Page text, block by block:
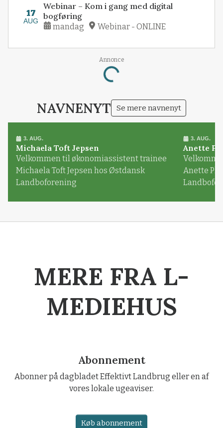
17
AUG
Webinar – Kom i gang med digital
bogføring
mandag Webinar - ONLINE
Annonce
Loading...
NAVNENYT Se mere navnenyt
3. AUG.
Michaela Toft Jepsen
Velkommen til økonomiassistent trainee
Michaela Toft Jepsen hos Østdansk
Landboforening
3. AUG.
Anette
Anette
MERE FRA L-
MEDIEHUS
Abonnement
Abonner på dagbladet Effektivt Landbrug eller en af
vores lokale ugeaviser.
Køb abonnement